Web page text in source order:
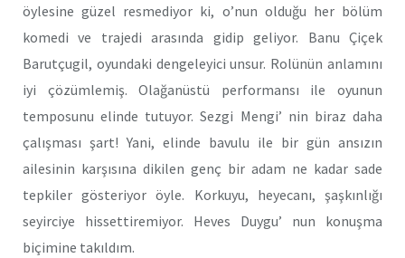
öylesine güzel resmediyor ki, o’nun olduğu her bölüm
komedi ve trajedi arasında gidip geliyor. Banu Çiçek
Barutçugil, oyundaki dengeleyici unsur. Rolünün anlamını
iyi çözümlemiş. Olağanüstü performansı ile oyunun
temposunu elinde tutuyor. Sezgi Mengi’ nin biraz daha
çalışması şart! Yani, elinde bavulu ile bir gün ansızın
ailesinin karşısına dikilen genç bir adam ne kadar sade
tepkiler gösteriyor öyle. Korkuyu, heyecanı, şaşkınlığı
seyirciye hissettiremiyor. Heves Duygu’ nun konuşma
biçimine takıldım.